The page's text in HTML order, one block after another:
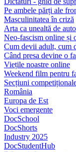
Pe ambele părți ale
Masculinitatea în criză
Arta ca unealtă de
Neo-fascism online și
Cum devii adult, cum
Când presa devine o
Viețile noastre online
Weekend film pentru
Secțiuni
România
Europa de Est
Voci emergente
DocSchool
DocShorts
Industry 2025
DocStudentHub